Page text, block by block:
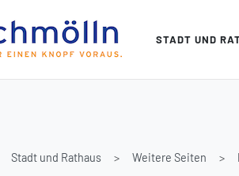
STADT UND
Stadt und Rathaus Weitere Seiten